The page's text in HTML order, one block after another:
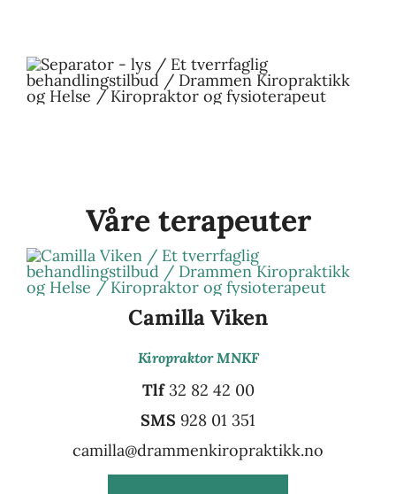
Våre terapeuter
Camilla Viken
Kiropraktor MNKF
Tlf32 82 42 00
SMS 928 01 351
camilla@drammenkiropraktikk.no